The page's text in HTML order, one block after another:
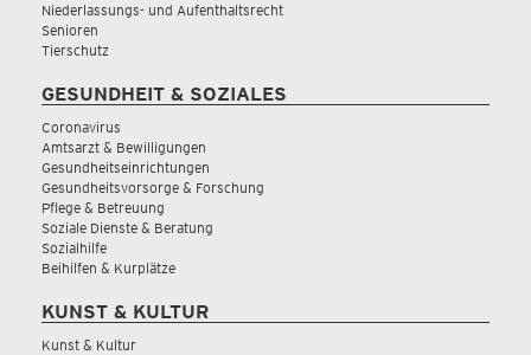
Niederlassungs- und Aufenthaltsrecht
Senioren
Tierschutz
GESUNDHEIT & SOZIALES
Coronavirus
Amtsarzt & Bewilligungen
Gesundheitseinrichtungen
Gesundheitsvorsorge & Forschung
Pflege & Betreuung
Soziale Dienste & Beratung
Sozialhilfe
Beihilfen & Kurplätze
KUNST & KULTUR
Kunst & Kultur